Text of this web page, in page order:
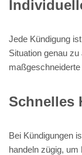
Jede Kündigung
Situation genau
Schnelles
Bei Kündigungen
handeln zügig,